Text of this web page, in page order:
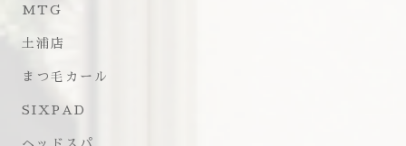
MTG
土浦店
まつ毛カール
SIXPAD
ヘッドスパ